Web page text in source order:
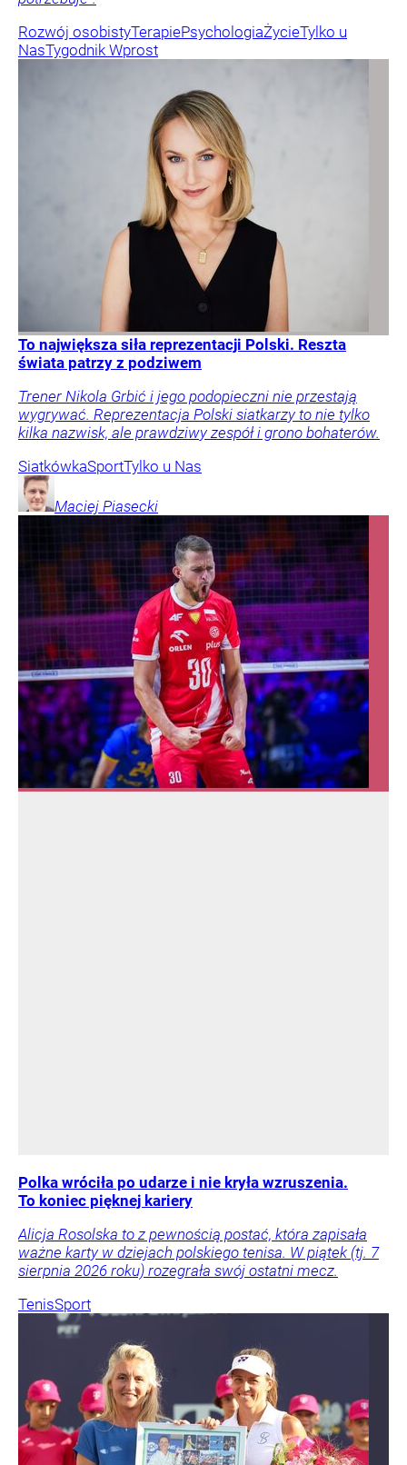
Rozwój osobistyTerapiePsychologiaŻycieTylko u
NasTygodnik Wprost
To największa siła reprezentacji Polski. Reszta
świata patrzy z podziwem
Trener Nikola Grbić i jego podopieczni nie przestają
wygrywać. Reprezentacja Polski siatkarzy to nie tylko
kilka nazwisk, ale prawdziwy zespół i grono bohaterów.
SiatkówkaSportTylko u Nas
Maciej Piasecki
Polka wróciła po udarze i nie kryła wzruszenia.
To koniec pięknej kariery
Alicja Rosolska to z pewnością postać, która zapisała
ważne karty w dziejach polskiego tenisa. W piątek (tj. 7
sierpnia 2026 roku) rozegrała swój ostatni mecz.
TenisSport